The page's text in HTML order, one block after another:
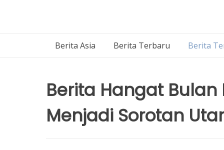
Berita Asia Berita Terbaru Berita
Berita Hangat Bulan
Menjadi Sorotan